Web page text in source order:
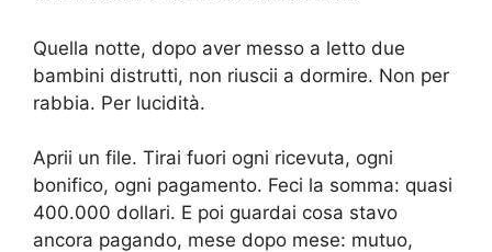
Quella notte, dopo aver messo a letto due
bambini distrutti, non riuscii a dormire. Non per
rabbia. Per lucidità.
Aprii un file. Tirai fuori ogni ricevuta, ogni
bonifico, ogni pagamento. Feci la somma: quasi
400.000 dollari. E poi guardai cosa stavo
ancora pagando, mese dopo mese: mutuo,